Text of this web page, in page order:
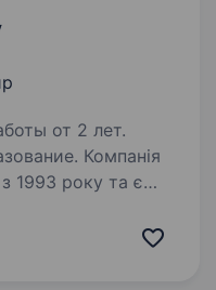
от 2 лет.
Компанія
1993 року та є
України.